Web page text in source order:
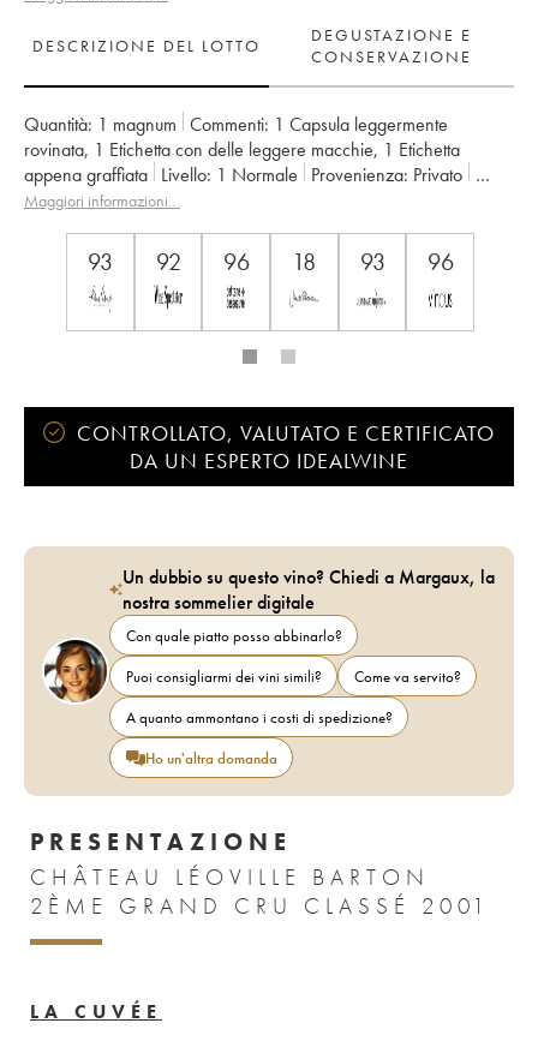
DESCRIZIONE DEL LOTTO
DEGUSTAZIONE E
CONSERVAZIONE
Quantità: 1 magnum Commenti: 1 Capsula leggermente
rovinata, 1 Etichetta con delle leggere macchie, 1 Etichetta
appena graffiata Livello: 1 Normale Provenienza:
privato
IVA detraibile:
no
Classificazione:
2ème Grand Cru Classé
Proprietario:
GFA des Châteaux Langoa et Léoville Barton
Maggiori informazioni…
93 92 96 18 93 96
CONTROLLATO, VALUTATO E CERTIFICATO
DA UN ESPERTO IDEALWINE
Un dubbio su questo vino? Chiedi a Margaux, la
nostra sommelier digitale
Con quale piatto posso abbinarlo?
Puoi consigliarmi dei vini simili?
Come va servito?
A quanto ammontano i costi di spedizione?
Ho un'altra domanda
PRESENTAZIONE
CHÂTEAU LÉOVILLE BARTON
2ÈME GRAND CRU CLASSÉ 2001
LA CUVÉE